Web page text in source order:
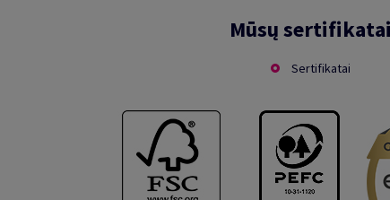
Mūsų sertifikatai
Sertifikatai